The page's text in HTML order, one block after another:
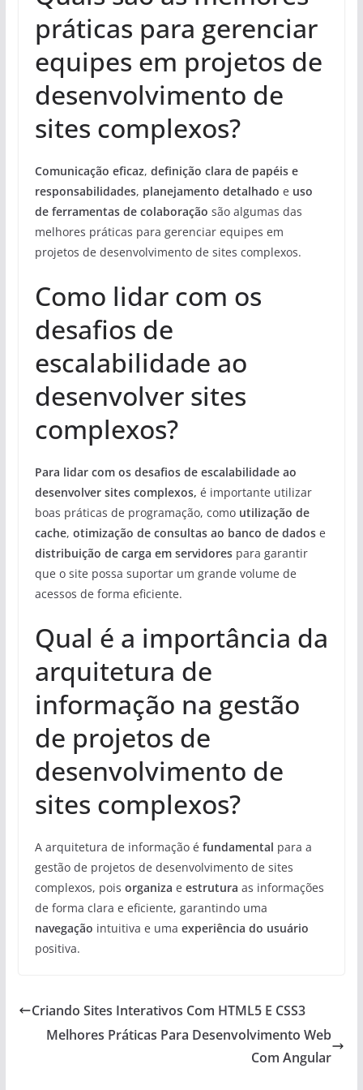
práticas para gerenciar
equipes em projetos de
desenvolvimento de
sites complexos?
Comunicação eficaz, definição clara de papéis e
responsabilidades, planejamento detalhado e uso
de ferramentas de colaboração são algumas das
melhores práticas para gerenciar equipes em
projetos de desenvolvimento de sites complexos.
Como lidar com os
desafios de
escalabilidade ao
desenvolver sites
complexos?
Para lidar com os desafios de escalabilidade ao
desenvolver sites complexos, é importante utilizar
boas práticas de programação, como utilização de
cache, otimização de consultas ao banco de dadose
distribuição de carga em servidorespara garantir
que o site possa suportar um grande volume de
acessos de forma eficiente.
Qual é a importância da
arquitetura de
informação na gestão
de projetos de
desenvolvimento de
sites complexos?
A arquitetura de informação é fundamental para a
gestão de projetos de desenvolvimento de sites
complexos, pois organiza e estrutura as informações
de forma clara e eficiente, garantindo uma
navegação intuitiva e uma experiência do usuário
positiva.
Criando Sites Interativos Com HTML5 E CSS3
Melhores Práticas Para Desenvolvimento Web
Com Angular